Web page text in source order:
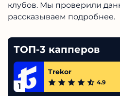
клубов. Мы проверили
рассказываем подробнее.
ТОП-3 капперов
1
Trekor
4.9